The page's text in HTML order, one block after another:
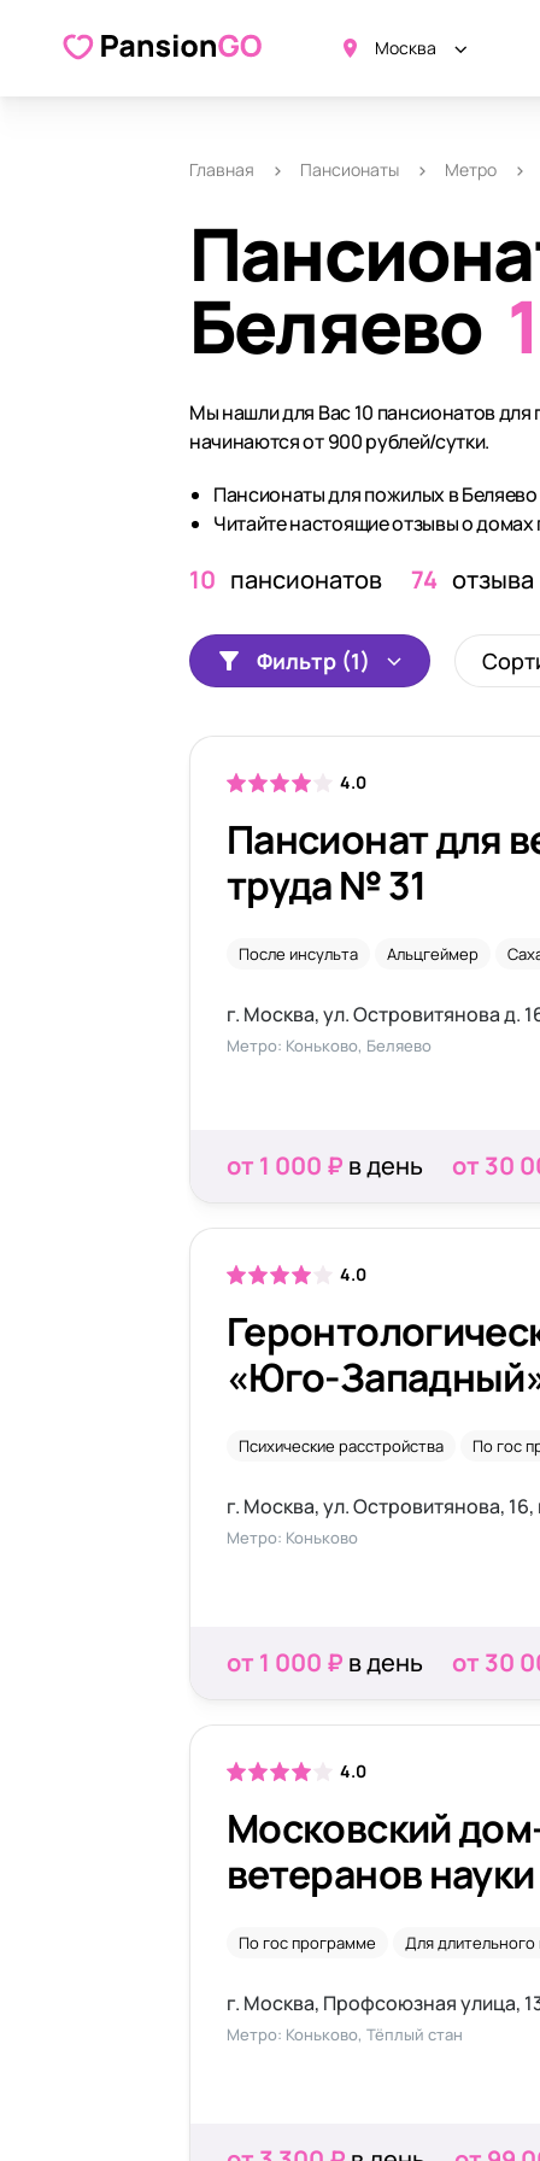
Москва
Главная Пансионаты Метро
Беляево
Мы нашли для Вас 10 пансионатов
начинаются от 900 рублей/сутки.
Пансионаты для пожилых в Беляево
Читайте настоящие отзывы о
10 пансионатов 74 отзыва
Фильтр (1)
4.0
Пансионат для
труда № 31
После инсульта Альцгеймер
г. Москва, ул. Островитянова д.
Метро: Коньково, Беляево
от 1 000 ₽ в день от 30
4.0
«Юго-
Психические расстройства По гос
г. Москва, ул. Островитянова, 16,
Метро: Коньково
от 1 000 ₽ в день от 30
4.0
Московский
ветеранов
По гос программе Для
г. Москва, Профсоюзная улица,
Метро: Коньково, Тёплый стан